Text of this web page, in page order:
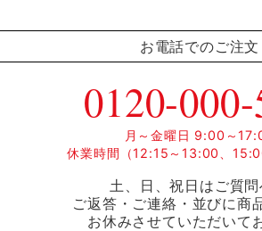
お電話でのご注文
0120-000-
月～金曜日 9:00～
休業時間（12:15～13:00、
土、日、祝日はご質
ご返答・ご連絡・並びに商
お休みさせていただいて